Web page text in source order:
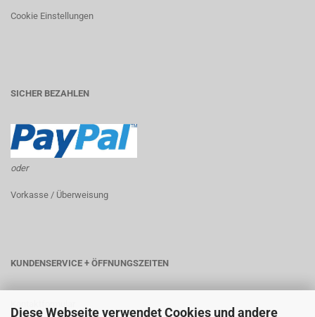
Diese Webseite verwendet Cookies und andere
Cookie Einstellungen
SICHER BEZAHLEN
oder
Vorkasse / Überweisung
KUNDENSERVICE + ÖFFNUNGSZEITEN